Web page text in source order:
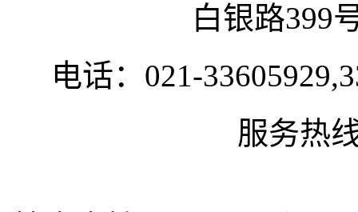
白银路399
电话：021-
服务热